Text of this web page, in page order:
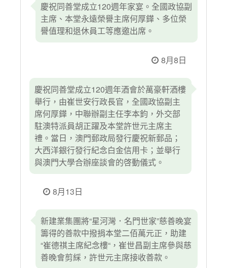
慶祝同善堂成立120週年家宴。全國政協副
主席、本堂永遠榮譽主席何厚鏵、多位榮
譽值理和退休員工等應邀出席。
8月8日
慶祝同善堂成立120週年酒會於萬豪軒酒樓
舉行，由崔世安行政長官，全國政協副主
席何厚鏵，中聯辦副主任李本鈞，外交部
駐澳特派員胡正躍及本堂許世元主席主
禮。當日，澳門郵政局發行慶祝新郵品；
大西洋銀行發行紀念白金信用卡；並舉行
與澳門大學合辦座談會的啓動儀式。
8月13日
新建業集團將“星河灣．名門世家”慈善晚宴
籌得的善款中撥捐本堂二佰萬元正，助建
“崔德祺主席紀念樓“，崔世昌副主席參與慈
善晚會剪綵，許世元主席接收善款。